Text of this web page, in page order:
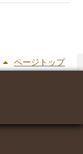
ページトップ